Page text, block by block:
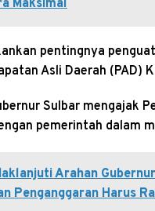
Maksimal
pentingnya
Asli Daerah (PAD)
Sulbar mengajak
pemerintah dalam
Arahan
Penganggaran Harus